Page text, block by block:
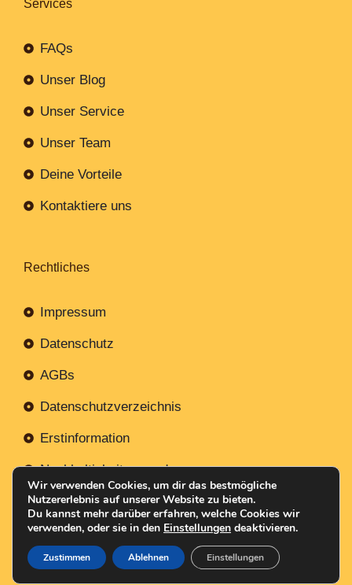
Services
FAQs
Unser Blog
Unser Service
Unser Team
Deine Vorteile
Kontaktiere uns
Rechtliches
Impressum
Datenschutz
AGBs
Datenschutzverzeichnis
Erstinformation
Nachhaltigkeitsverordnung
Mit Erstellt NR-Webservices.de© 2026
Wir verwenden Cookies, um dir das bestmögliche
Nutzererlebnis auf unserer Website zu bieten.
Du kannst mehr darüber erfahren, welche Cookies wir
verwenden, oder sie in den Einstellungen deaktivieren.
Zustimmen Ablehnen Einstellungen